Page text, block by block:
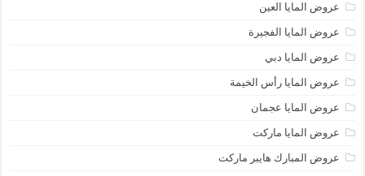
عروض المايا العين
عروض المايا الفجيرة
عروض المايا دبي
عروض المايا رأس الخيمة
عروض المايا عجمان
عروض المايا ماركت
عروض المبارك هايبر ماركت